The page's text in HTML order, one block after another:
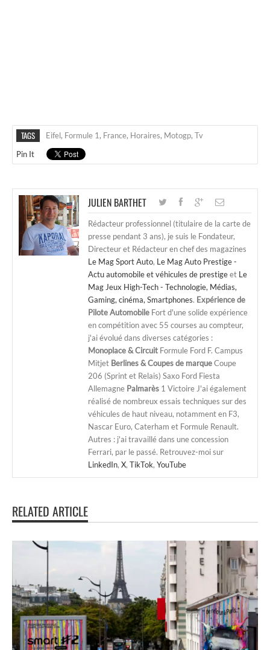
TAGS Eifel, Formule 1, France, Horaires, Motogp, Tv
Pin It
JULIEN BARTHET
Rédacteur professionnel (titulaire de la carte de
presse pendant 3 ans), je suis le Fondateur,
Directeur et Rédacteur en chef des magazines
Le Mag Sport Auto, Le Mag Auto Prestige -
Actu automobile et véhicules de prestigeet Le
Mag Jeux High-Tech - Technologie, Médias,
Gaming, cinéma, Smartphones. Expérience de
Pilote Automobile Fort d'une solide expérience
en compétition avec 55 courses au compteur,
j'ai évolué dans diverses catégories :
Monoplace & Circuit Formule Ford F. Campus
Mitjet Berlines & Coupes de marqueCoupe
206 (Sprint et Relais) Saxo Ford Fiesta
Allemagne Palmarès 1 Victoire J'ai également
réalisé de nombreux essais techniques sur des
véhicules de haut niveau, notamment en F3,
Nascar Euro, Caterham et Formule Renault.
Autres : j'ai travaillé dans une concession
Ferrari, par le passé. Retrouvez-moi sur
LinkedIn, X, TikTok, YouTube
RELATED ARTICLE